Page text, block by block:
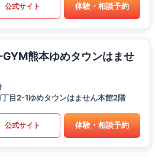
公式サイト 体験・相談予約
熊本ゆめタウンはませ
目2-1ゆめタウンはません本館2階
公式サイト 体験・相談予約